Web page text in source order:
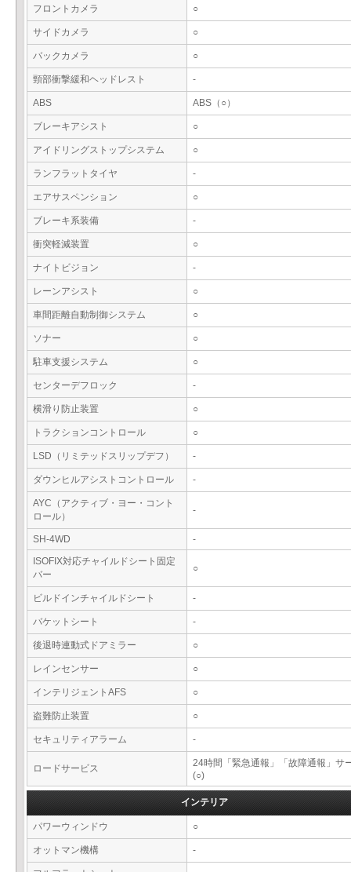
フロントカメラ ○
サイドカメラ ○
バックカメラ ○
頸部衝撃緩和ヘッドレスト -
ABS ABS（○）
ブレーキアシスト ○
アイドリングストップシステム ○
ランフラットタイヤ -
エアサスペンション ○
ブレーキ系装備 -
衝突軽減装置 ○
ナイトビジョン -
レーンアシスト ○
車間距離自動制御システム ○
ソナー ○
駐車支援システム ○
センターデフロック -
横滑り防止装置 ○
トラクションコントロール ○
LSD（リミテッドスリップデフ） -
ダウンヒルアシストコントロール -
AYC（アクティブ・ヨー・コント
ロール）
-
SH-4WD
-
ISOFIX対応チャイルドシート固定
バー
○
ビルドインチャイルドシート -
バケットシート -
後退時連動式ドアミラー ○
レインセンサー ○
インテリジェントAFS ○
盗難防止装置 ○
セキュリティアラーム -
ロードサービス
24時間「緊急通報」「故障通報」サ
(○)
インテリア
パワーウィンドウ ○
オットマン機構 -